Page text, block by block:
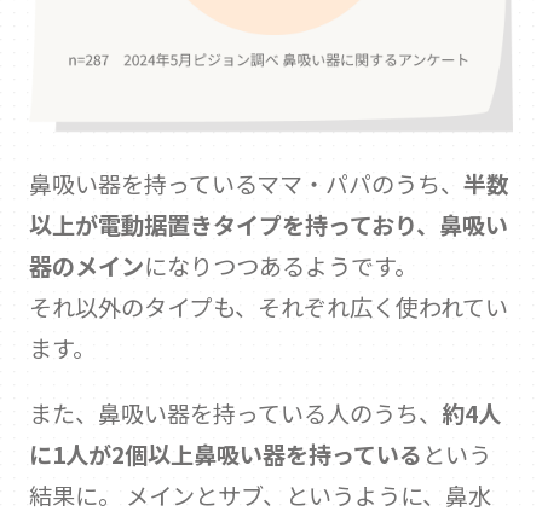
鼻吸い器を持っているママ・パパのうち、 半数
以上が電動据置きタイプを持っており、鼻吸い
器のメインになりつつあるようです。
それ以外のタイプも、それぞれ広く使われてい
ます。
また、鼻吸い器を持っている人のうち、 約4人
に1人が2個以上鼻吸い器を持っている という
結果に。 メインとサブ、というように、鼻水